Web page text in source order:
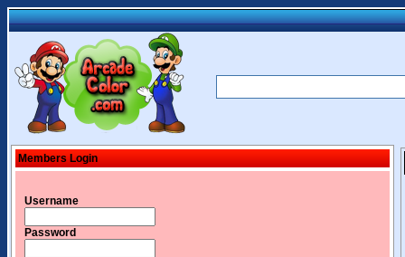
Members Login
Username
Password